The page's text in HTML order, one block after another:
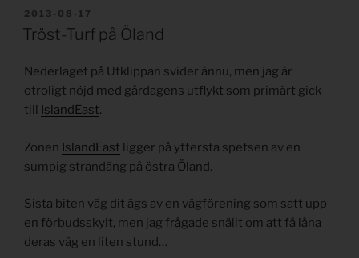
PUBLICERAT
2013-08-17
Tröst-Turf på Öland
Nederlaget på Utklippan svider ännu, men jag är
otroligt nöjd med gårdagens utflykt som primärt gick
till IslandEast.
Zonen IslandEast ligger på yttersta spetsen av en
sumpig strandäng på östra Öland.
Sista biten väg dit ägs av en vägförening som satt upp
en förbudsskylt, men jag frågade snällt om att få låna
deras väg en liten stund…